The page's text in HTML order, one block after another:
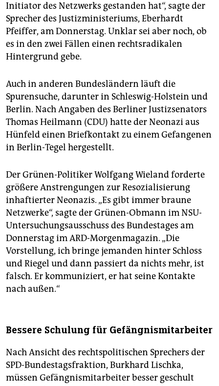
Initiator des Netzwerks gestanden hat“, sagte der
Sprecher des Justizministeriums, Eberhardt
Pfeiffer, am Donnerstag. Unklar sei aber noch, ob
es in den zwei Fällen einen rechtsradikalen
Hintergrund gebe.
Auch in anderen Bundesländern läuft die
Spurensuche, darunter in Schleswig-Holstein und
Berlin. Nach Angaben des Berliner Justizsenators
Thomas Heilmann (CDU) hatte der Neonazi aus
Hünfeld einen Briefkontakt zu einem Gefangenen
in Berlin-Tegel hergestellt.
Der Grünen-Politiker Wolfgang Wieland forderte
größere Anstrengungen zur Resozialisierung
inhaftierter Neonazis. „Es gibt immer braune
Netzwerke“, sagte der Grünen-Obmann im NSU-
Untersuchungsausschuss des Bundestages am
Donnerstag im ARD-Morgenmagazin. „Die
Vorstellung, ich bringe jemanden hinter Schloss
und Riegel und dann passiert da nichts mehr, ist
falsch. Er kommuniziert, er hat seine Kontakte
nach außen.“
Bessere Schulung für Gefängnismitarbeiter
Nach Ansicht des rechtspolitischen Sprechers der
SPD-Bundestagsfraktion, Burkhard Lischka,
müssen Gefängnismitarbeiter besser geschult